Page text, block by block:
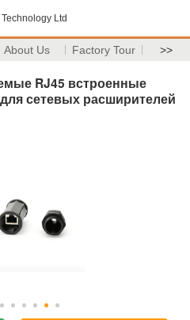
Ltd
About Us Factory Tour >>
RJ45 встроенные
сетевых расширителей